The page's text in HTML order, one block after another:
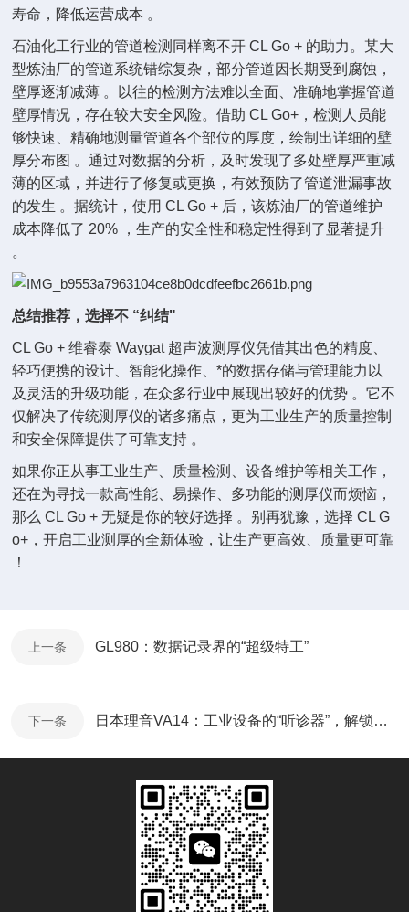
寿命，降低运营成本 。
石油化工行业的管道检测同样离不开 CL Go + 的助力。某大
型炼油厂的管道系统错综复杂，部分管道因长期受到腐蚀，
壁厚逐渐减薄 。以往的检测方法难以全面、准确地掌握管道
壁厚情况，存在较大安全风险。借助 CL Go+，检测人员能
够快速、精确地测量管道各个部位的厚度，绘制出详细的壁
厚分布图 。通过对数据的分析，及时发现了多处壁厚严重减
薄的区域，并进行了修复或更换，有效预防了管道泄漏事故
的发生 。据统计，使用 CL Go + 后，该炼油厂的管道维护
成本降低了 20% ，生产的安全性和稳定性得到了显著提升
。
总结推荐，选择不 “纠结"
CL Go + 维睿泰 Waygat 超声波测厚仪凭借其出色的精度、
轻巧便携的设计、智能化操作、*的数据存储与管理能力以
及灵活的升级功能，在众多行业中展现出较好的优势 。它不
仅解决了传统测厚仪的诸多痛点，更为工业生产的质量控制
和安全保障提供了可靠支持 。
如果你正从事工业生产、质量检测、设备维护等相关工作，
还在为寻找一款高性能、易操作、多功能的测厚仪而烦恼，
那么 CL Go + 无疑是你的较好选择 。别再犹豫，选择 CL G
o+，开启工业测厚的全新体验，让生产更高效、质量更可靠
！
上一条 GL980：数据记录界的“超级特工”
下一条 日本理音VA14：工业设备的“听诊器”，解锁振动分析新境界